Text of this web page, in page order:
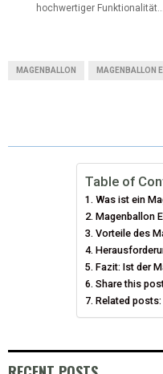
hochwertiger Funktionalität...
MAGENBALLON MAGENBALLON
Table of
Was ist ein
Magenballon
Vorteile des
Fazit: Ist der
Share this
Related posts: